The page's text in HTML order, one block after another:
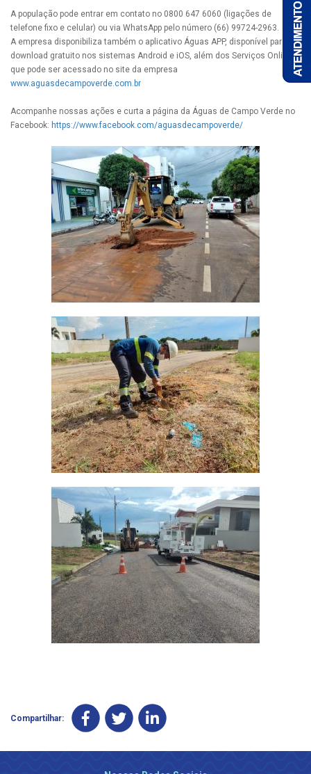
A população pode entrar em contato no 0800 647 6060 (ligações de
telefone fixo e celular) ou via WhatsApp pelo número (66) 99724-2963.
A empresa disponibiliza também o aplicativo Águas APP, disponível para
download gratuito nos sistemas Android e iOS, além dos Serviços Online,
que pode ser acessado no site da empresa
www.aguasdecampoverde.com.br
Acompanhe nossas ações e curta a página da Águas de Campo Verde no
Facebook: https://www.facebook.com/aguasdecampoverde/
Compartilhar: